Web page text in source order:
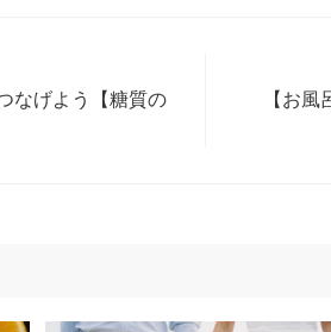
なげよう【糖質の
【お